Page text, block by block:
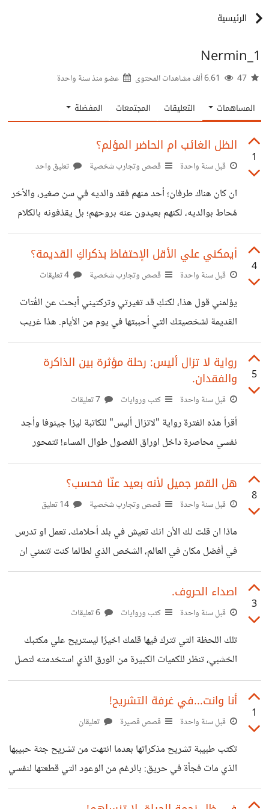
الرئيسية
Nermin_1
عضو منذسنة واحدة
المساهمات التعليقات المجتمعات المفضلة
1
الظل الغائب ام الحاضر المؤلم؟
قبل سنة واحدة قصص وتجارب شخصية تعليق واحد
ان كان هناك طرفان؛ أحد منهم فقد والديه في سن صغير، والأخر
مُحاط بوالديه، لكنهم بعيدون عنه بروحهم؛ بل يقذفونه بالكلام
السام ويؤرقونه بفكرة ان لا أحد بجانبه ليستطيع الإستناد عليه
دون توبيخ. في تلك الحالة أيهما الطرف الأكثر راحة ولو بفارق
صغير؟ سؤالي هو: هل الأفضل عدم الحصول علي الشئ من
منه؟ اي طرف سيكون الأقل ندمًا وجرحًا؟ ام سيندم الإنسان علي
اي شئ بعيد عنه علي اية حال؟
4
أيمكني علي الأقل الإحتفاظ بذكراكِ القديمة؟
قبل سنة واحدة قصص وتجارب شخصية
يؤلمني قول هذا، لكنكِ قد تغيرتي وتركتيني أبحث عن الفُتات
القديمة لشخصيتك التي أحببتها في يوم من الأيام. هذا غريب
جدًا؛ لأنكِ بجانبي طوال الوقت، وحديثنا مستمر بشكل ما، لكن
في لحظات شرودي أراكِ وانتِ تغرقين في بحر واسع بعيد عني
ولا أستطيع انقاذك. تختفي رويدًا رويدًا لكني أستطيع ان أنظر
لكِ، تبتعدين عني مسافات وبلاد طويلة لكنكِ بجانبي بشكل ما.
اتألم حينما أتذكر صداقتنا القديمة، عندما كنتِ شخص مختلف
وقريبة مني بروحكِ وعقلكِ، لكن الأن فقد انجرفتِ مع التيار
5
رواية لا تزال أليس: رحلة مؤثرة بين الذاكرة
والفقدان.
قبل سنة واحدة كتب وروايات
أقرأ هذه الفترة رواية "لاتزال أليس" للكاتبة ليزا جينوفا وأجد
نفسي محاصرة داخل اوراق الفصول طوال المساء! تتمحور
الرواية حول موضوع لطالما سمعنا عنه وتعرض للكثير من
المعالجات وأصبح أكثر المواضيع شهرة لدي الجميع، وهو مرض
"الألزهايمر" قد تجد هذا الموضوع معروف جدًا و تمت معالجته
مسامعنا كثيرًا جدًا ليتم عمل رواية كاملة تتمحور حول فكرته. ألا
ان هذه الرواية تحصرك حول التقدم البطئ للمرض الشائع؛
تحكماته التي
8
هل القمر جميل لأنه بعيد عنّا فحسب؟
قبل سنة واحدة قصص وتجارب شخصية
ماذا ان قلت لك الأن انك تعيش في بلد أحلامك، تعمل او تدرس
في أفضل مكان في العالم، الشخص الذي لطالما كنت تتمني ان
ينظر لك، أصبح شريك حياتك، هل ستتمني في احد الأيام زيارة
البلد التي كنت تعيش فيها سابقًا؟ ام هل ستتمني حياة مليئة
بالكفاح في العمل او الدراسة بدلًا من حياتك الهادئة؟ هل ستتمني
مازال يحبك ام يقضي ليالي أرقه في التفكير في كيفية تركك
3
اصداء الحروف.
قبل سنة واحدة كتب وروايات
تلك اللحظة التي تترك فيها قلمك اخيرًا ليستريح علي مكتبك
الخشبي، تنظر للكميات الكبيرة من الورق الذي استخدمته لتصل
لأخر جملة في روايتك التي استغرقت سنة او سنتين، او أكثر
بكثير في التنفيذ! تتنفس الصعداء عندما تدرك انك انجزت عملًا
يمكن ان يحي ذكراك في حياتك او مماتك. عندما تقرأ عملك مرة
تتألق في الورق الأبيض الشاغر وتصنع منه عالمًا جميلًا و مختلفًا.
عندما تمر علي كل فصل، تتذكر حالتك
1
أنا وانت...في غرفة التشريح!
قبل سنة واحدة قصص قصيرة تعليقان
تكتب طبيبة تشريح مذكراتها بعدما انتهت من تشريح جثة حبيبها
الذي مات فجأة في حريق: بالرغم من الوعود التي قطعتها لنفسي
في طريقي الي غرفة التشريح؛ بأنني تخيلت بما يكي المظهر